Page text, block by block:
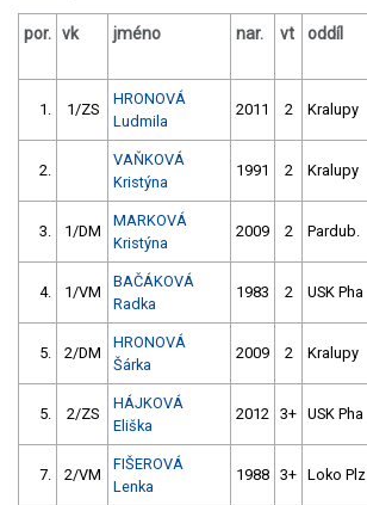
por. vk jméno nar. vt oddíl
1. 1/ZS
HRONOVÁ
Ludmila
2011 2 Kralupy
2.
VAŇKOVÁ
Kristýna
1991 2 Kralupy
3. 1/DM
MARKOVÁ
Kristýna
2009 2 Pardub.
4. 1/VM
BAČÁKOVÁ
Radka
1983 2 USK Pha
5. 2/DM
HRONOVÁ
Šárka
2009 2 Kralupy
5. 2/ZS
HÁJKOVÁ
Eliška
2012 3+ USK Pha
7. 2/VM
FIŠEROVÁ
Lenka
1988 3+ Loko Plz